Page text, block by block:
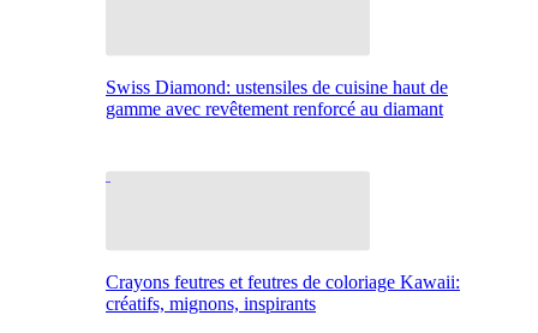
Swiss Diamond: ustensiles de cuisine haut de
gamme avec revêtement renforcé au diamant
Crayons feutres et feutres de coloriage Kawaii:
créatifs, mignons, inspirants